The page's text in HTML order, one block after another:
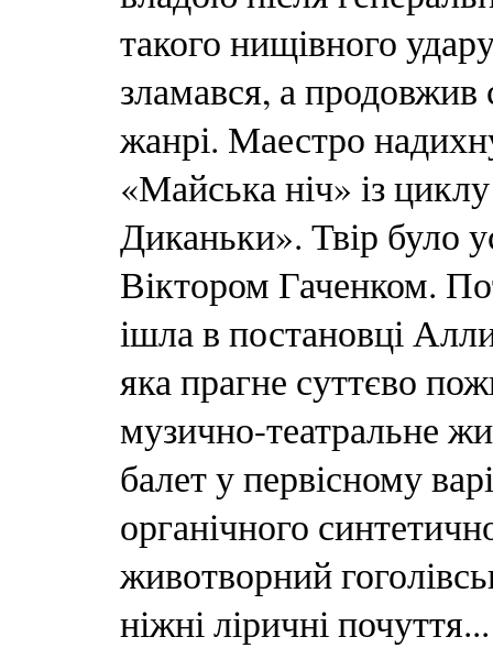
такого нищівного
зламався, а
жанрі. Маестро
«Майська ніч» із
Диканьки». Твір було
Віктором Гаченком.
ішла в постановці
яка прагне суттєво
музично-театральне
балет у первісному
органічного
животворний
ніжні ліричні почуття...